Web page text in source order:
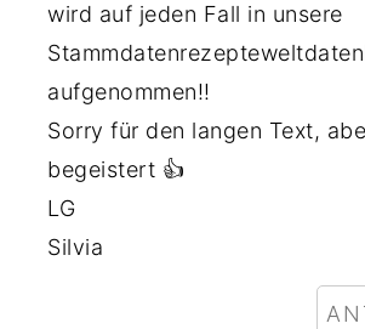
wird auf jeden Fall in unsere
aufgenommen!!
Sorry für den langen Text,
begeistert 👍
LG
Silvia